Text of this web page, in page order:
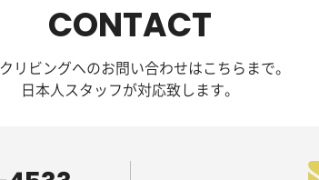
CONTACT
リビングへのお問い合わせはこちらまで。
日本人スタッフが対応致します。